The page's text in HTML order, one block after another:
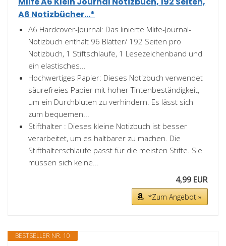
A6 Notizbücher...*
A6 Hardcover-Journal: Das linierte Mlife-Journal-
Notizbuch enthält 96 Blätter/ 192 Seiten pro
Notizbuch, 1 Stiftschlaufe, 1 Lesezeichenband und
ein elastisches...
Hochwertiges Papier: Dieses Notizbuch verwendet
säurefreies Papier mit hoher Tintenbeständigkeit,
um ein Durchbluten zu verhindern. Es lässt sich
zum bequemen...
Stifthalter : Dieses kleine Notizbuch ist besser
verarbeitet, um es haltbarer zu machen. Die
Stifthalterschlaufe passt für die meisten Stifte. Sie
müssen sich keine...
4,99 EUR
*Zum Angebot »
BESTSELLER NR. 10